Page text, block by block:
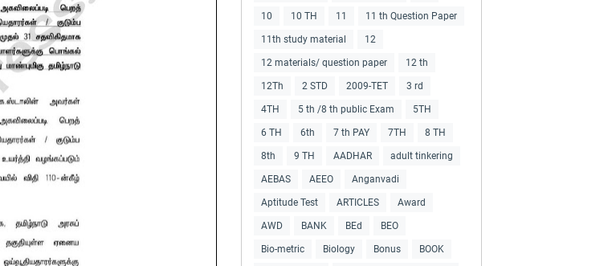
10 10 TH 11 11 th Question Paper
11th study material 12
12 materials/ question paper 12 th
12Th 2 STD 2009-TET 3 rd
4TH 5 th /8 th public Exam 5TH
6 TH 6th 7 th PAY 7TH 8 TH
8th 9 TH AADHAR adult tinkering
AEBAS AEEO Anganvadi
Aptitude Test ARTICLES Award
AWD BANK BEd BEO
Bio-metric Biology Bonus BOOK